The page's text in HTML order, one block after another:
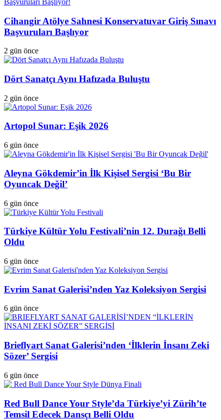
Cihangir Atölye Sahnesi Konservatuvar Giriş Sınavı
Başvuruları Başlıyor
2 gün önce
Dört Sanatçı Aynı Hafızada Buluştu
2 gün önce
Artopol Sunar: Eşik 2026
6 gün önce
Aleyna Gökdemir’in İlk Kişisel Sergisi ‘Bu Bir
Oyuncak Değil’
6 gün önce
Türkiye Kültür Yolu Festivali’nin 12. Durağı Belli
Oldu
6 gün önce
Evrim Sanat Galerisi’nden Yaz Koleksiyon Sergisi
6 gün önce
Brieflyart Sanat Galerisi’nden ‘İlklerin İnsanı Zeki
Sözer’ Sergisi
6 gün önce
Red Bull Dance Your Style’da Türkiye’yi Zürih’te
Temsil Edecek Dansçı Belli Oldu